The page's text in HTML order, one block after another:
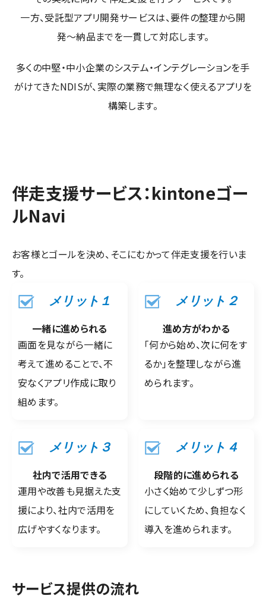
一方、受託型アプリ開発サービスは、要件の整理から開
発〜納品までを一貫して対応します。
多くの中堅・中小企業のシステム・インテグレーションを手
がけてきたNDISが、実際の業務で無理なく使えるアプリを
構築します。
伴走支援サービス：kintoneゴー
ルNavi
お客様とゴールを決め、そこにむかって伴走支援を行いま
す。
メリット１
一緒に進められる
画面を見ながら一緒に
考えて進めることで、不
安なくアプリ作成に取り
組めます。
メリット２
進め方がわかる
「何から始め、次に何をす
るか」を整理しながら進
められます。
メリット３
社内で活用できる
運用や改善も見据えた支
援により、社内で活用を
広げやすくなります。
メリット４
段階的に進められる
小さく始めて少しずつ形
にしていくため、負担なく
導入を進められます。
サービス提供の流れ